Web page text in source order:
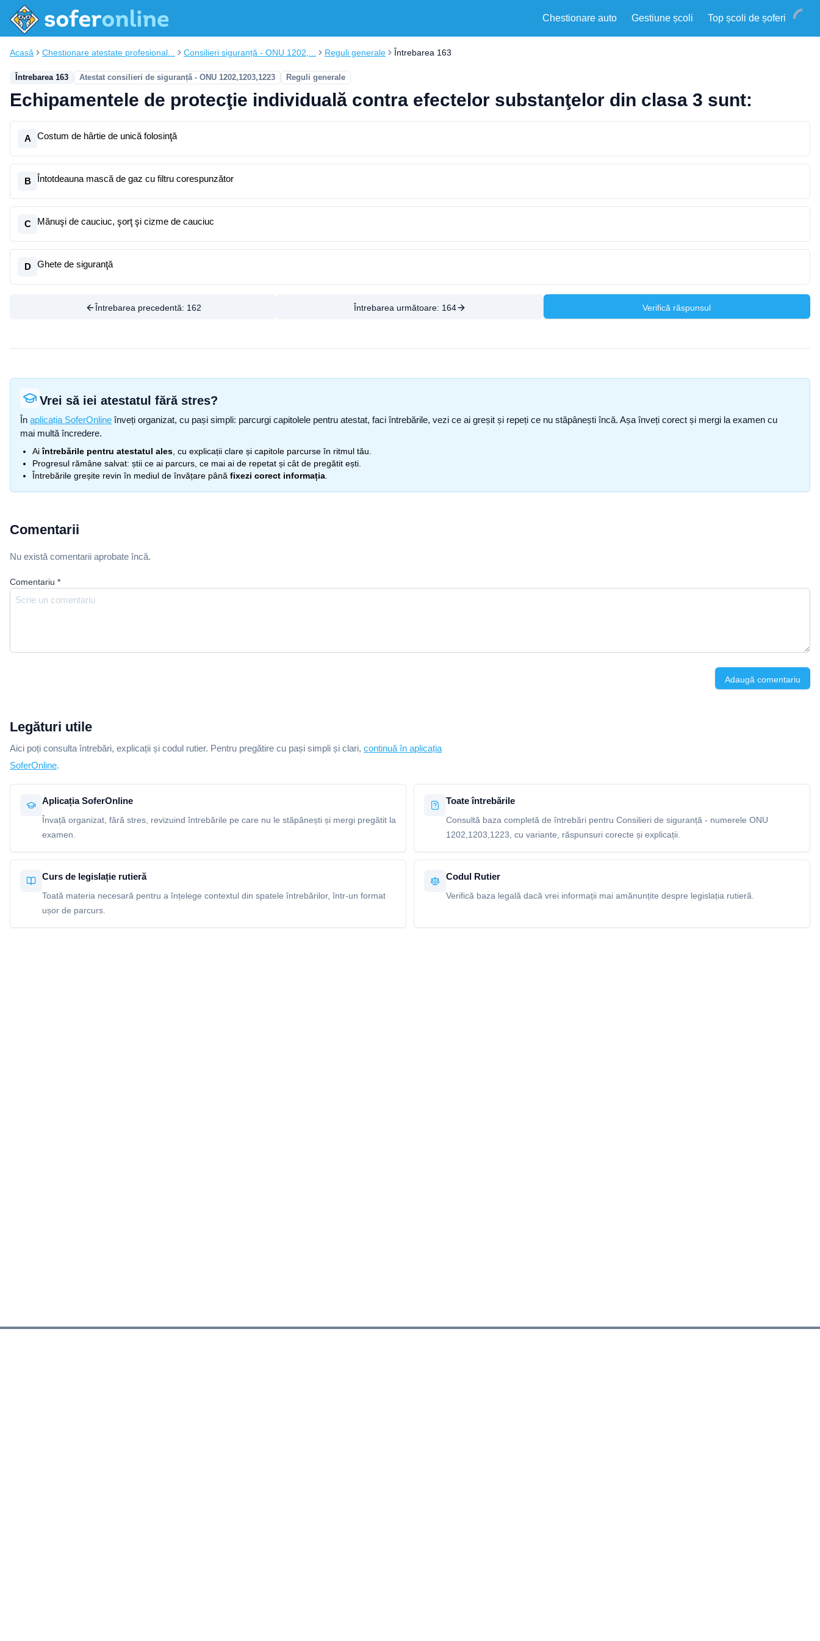
Chestionare auto Gestiune școli Top școli de șoferi
Acasă Chestionare atestate profesional... Consilieri siguranță - ONU 1202,... Reguli generale Întrebarea 163
Întrebarea 163 Atestat consilieri de siguranță - ONU 1202,1203,1223 Reguli generale
Echipamentele de protecţie individuală contra efectelor substanţelor din clasa 3 sunt:
A Costum de hârtie de unică folosinţă
B Întotdeauna mască de gaz cu filtru corespunzător
C Mănuşi de cauciuc, şorţ şi cizme de cauciuc
D Ghete de siguranţă
Întrebarea precedentă: 162 Întrebarea următoare: 164 Verifică răspunsul
Vrei să iei atestatul fără stres?
În aplicația SoferOnline înveți organizat, cu pași simpli: parcurgi capitolele pentru atestat, faci întrebările, vezi ce ai greșit și repeți ce nu stăpânești încă. Așa înveți corect și mergi la examen cu
mai multă încredere.
Aiîntrebările pentru atestatul ales , cu explicații clare și capitole parcurse în ritmul tău.
Progresul rămâne salvat: știi ce ai parcurs, ce mai ai de repetat și cât de pregătit ești.
Întrebările greșite revin în mediul de învățare până fixezi corect informația
Comentarii
Nu există comentarii aprobate încă.
Comentariu *
Adaugă comentariu
Legături utile
Aici poți consulta întrebări, explicații și codul rutier. Pentru pregătire cu pași simpli și clari, continuă în aplicația
SoferOnline.
Aplicația SoferOnline
Învață organizat, fără stres, revizuind întrebările pe care nu le stăpânești și mergi pregătit la
examen.
Toate întrebările
Consultă baza completă de întrebări pentru Consilieri de siguranță - numerele ONU
1202,1203,1223, cu variante, răspunsuri corecte și explicații.
Curs de legislație rutieră
Toată materia necesară pentru a înțelege contextul din spatele întrebărilor, într-un format
ușor de parcurs.
Codul Rutier
Verifică baza legală dacă vrei informații mai amănunțite despre legislația rutieră.